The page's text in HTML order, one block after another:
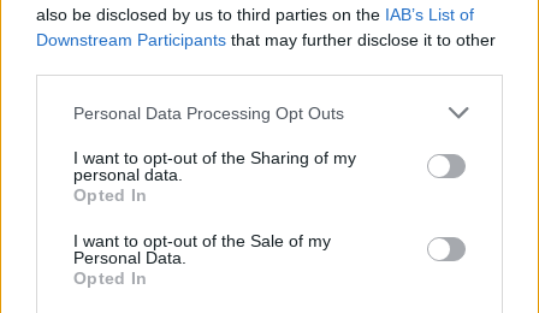
also be disclosed by us to third parties on the IAB’s List of
Downstream Participants that may further disclose it to other
Personal Data Processing Opt Outs
I want to opt-out of the Sharing of my
personal data.
Opted In
I want to opt-out of the Sale of my
Personal Data.
Opted In